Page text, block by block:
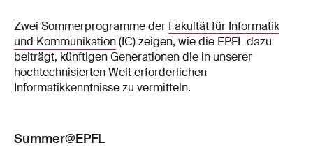
Zwei Sommerprogramme der Fakultät für Informatik
und Kommunikation(IC) zeigen, wie die EPFL dazu
beiträgt, künftigen Generationen die in unserer
hochtechnisierten Welt erforderlichen
Informatikkenntnisse zu vermitteln.
Summer@EPFL